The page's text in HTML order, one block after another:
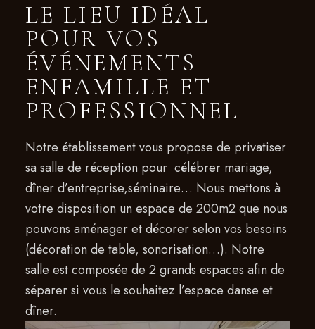
LE LIEU IDÉAL
POUR VOS
ÉVÉNEMENTS
ENFAMILLE ET
PROFESSIONNEL
Notre établissement vous propose de privatiser
sa salle de réception pour célébrer mariage,
dîner d’entreprise,séminaire… Nous mettons à
votre disposition un espace de 200m2 que nous
pouvons aménager et décorer selon vos besoins
(décoration de table, sonorisation…). Notre
salle est composée de 2 grands espaces afin de
séparer si vous le souhaitez l’espace danse et
dîner.